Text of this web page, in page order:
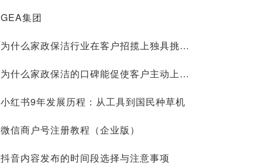
GEA集团
为什么家政保洁行业在客户招揽上独具挑战？
为什么家政保洁的口碑能促使客户主动上门？
小红书9年发展历程：从工具到国民种草机
微信商户号注册教程（企业版）
抖音内容发布的时间段选择与注意事项